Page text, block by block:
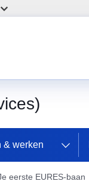
& werken
eerste EURES-baan